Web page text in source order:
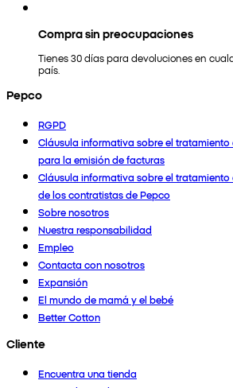
Compra sin preocupaciones
Tienes 30 días para devoluciones en
país.
Pepco
RGPD
Cláusula informativa sobre el
para la emisión de facturas
Cláusula informativa sobre el
de los contratistas de Pepco
Sobre nosotros
Nuestra responsabilidad
Empleo
Contacta con nosotros
Expansión
El mundo de mamá y el bebé
Better Cotton
Cliente
Encuentra una tienda